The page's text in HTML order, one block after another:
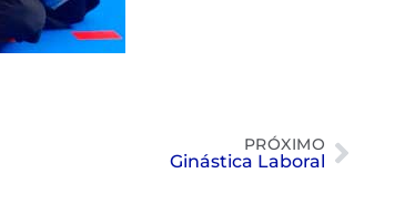
PRÓXIMO
Ginástica Laboral